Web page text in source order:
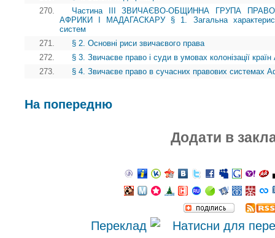
270.
Частина III ЗВИЧАЄВО-ОБЩИННА ГРУПА
АФРИКИ І МАДАГАСКАРУ § 1. Загальна
систем
271.
§ 2. Основні риси звичаєвого права
272.
§ 3. Звичаєве право і суди в умовах колонізації
273.
§ 4. Звичаєве право в сучасних правових системах
На попередню
Додати в
Переклад